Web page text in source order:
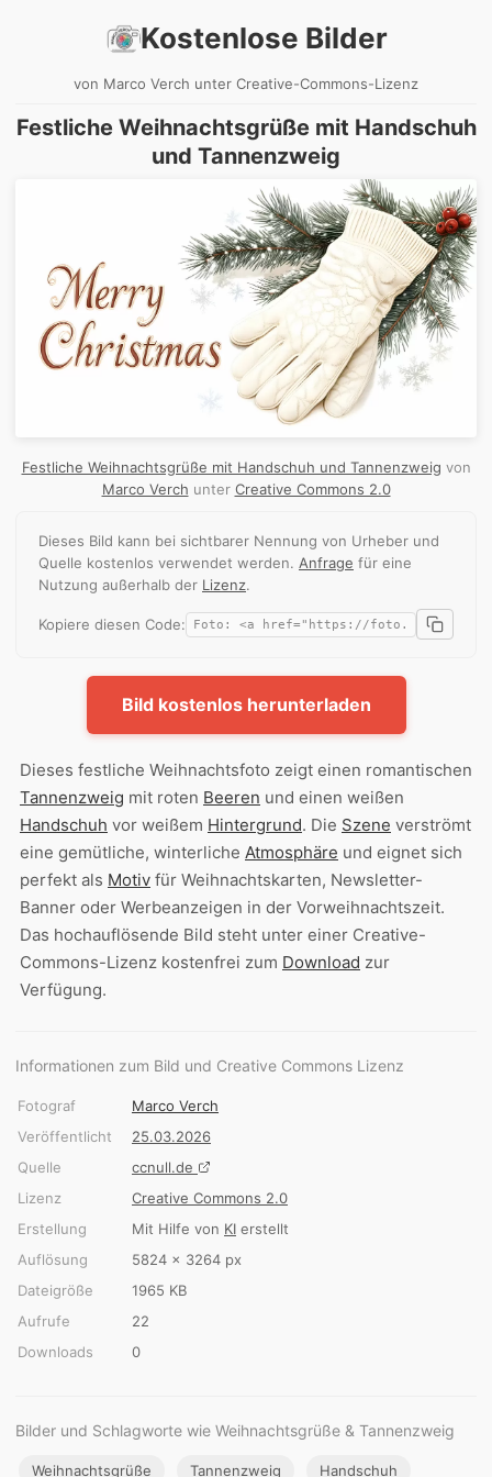
Kostenlose Bilder
von Marco Verch unter Creative-Commons-Lizenz
Festliche Weihnachtsgrüße mit Handschuh
und Tannenzweig
Festliche Weihnachtsgrüße mit Handschuh und Tannenzweig von
Marco Verch unter Creative Commons 2.0
Dieses Bild kann bei sichtbarer Nennung von Urheber und
Quelle kostenlos verwendet werden. Anfrage für eine
Nutzung außerhalb der Lizenz.
Kopiere diesen Code:
Bild kostenlos herunterladen
Dieses festliche Weihnachtsfoto zeigt einen romantischen
Tannenzweig mit roten Beeren und einen weißen
Handschuh vor weißem Hintergrund. Die Szene verströmt
eine gemütliche, winterliche Atmosphäre und eignet sich
perfekt als Motiv für Weihnachtskarten, Newsletter-
Banner oder Werbeanzeigen in der Vorweihnachtszeit.
Das hochauflösende Bild steht unter einer Creative-
Commons-Lizenz kostenfrei zum Download zur
Verfügung.
Informationen zum Bild und Creative Commons Lizenz
Fotograf
Marco Verch
Veröffentlicht
25.03.2026
Quelle
ccnull.de
Lizenz
Creative Commons 2.0
Erstellung
Mit Hilfe von KI erstellt
Auflösung
5824 × 3264 px
Dateigröße
1965 KB
Aufrufe
22
Downloads
0
Bilder und Schlagworte wie Weihnachtsgrüße & Tannenzweig
Weihnachtsgrüße Tannenzweig Handschuh